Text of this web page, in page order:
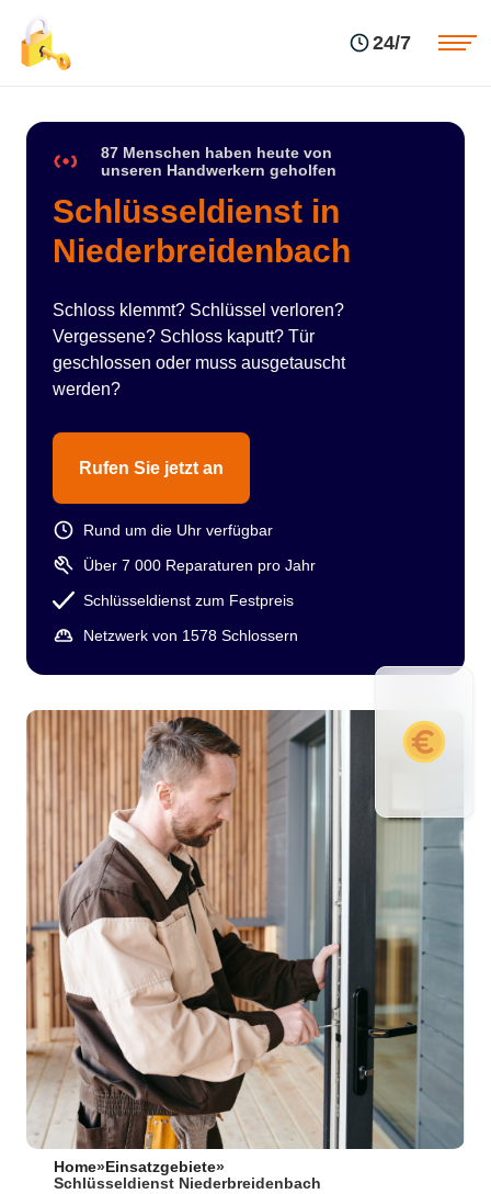
24/7
87 Menschen haben heute von
unseren Handwerkern geholfen
Schlüsseldienst in
Niederbreidenbach
Schloss klemmt? Schlüssel verloren?
Vergessene? Schloss kaputt? Tür
geschlossen oder muss ausgetauscht
werden?
Rufen Sie jetzt an
Rund um die Uhr verfügbar
Über 7 000 Reparaturen pro Jahr
Schlüsseldienst zum Festpreis
Netzwerk von 1578 Schlossern
Home» Einsatzgebiete»
Schlüsseldienst Niederbreidenbach